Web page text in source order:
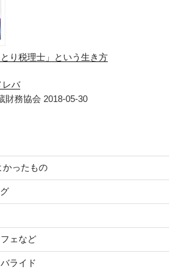
り税理士」という生き方
レバ
財務協会 2018-05-30
かったもの
ェなど
ライド